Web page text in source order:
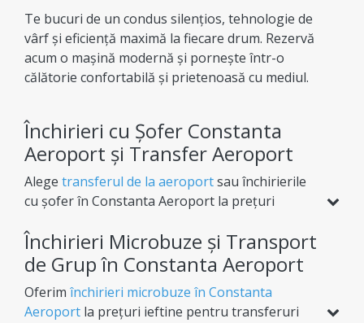
Te bucuri de un condus silențios, tehnologie de
vârf și eficiență maximă la fiecare drum. Rezervă
acum o mașină modernă și pornește într-o
călătorie confortabilă și prietenoasă cu mediul.
Închirieri cu Șofer Constanta
Aeroport și Transfer Aeroport
Alege transferul de la aeroportsau închirierile
cu șofer în Constanta Aeroport la prețuri
flexibilitate totală (dus sau dus-întors) pentru o
experiență de afaceri sau vacanță complet lipsită
Închirieri Microbuze și Transport
de Grup în Constanta Aeroport
Oferim închirieri microbuze în Constanta
Aeroport la prețuri ieftine pentru transferuri